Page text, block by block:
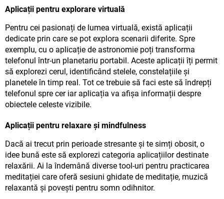
Aplicații pentru explorare virtuală
Pentru cei pasionați de lumea virtuală, există aplicații
dedicate prin care se pot explora scenarii diferite. Spre
exemplu, cu o aplicație de astronomie poți transforma
telefonul într-un planetariu portabil. Aceste aplicații îți permit
să explorezi cerul, identificând stelele, constelațiile și
planetele în timp real. Tot ce trebuie să faci este să îndrepți
telefonul spre cer iar aplicația va afișa informații despre
obiectele celeste vizibile.
Aplicații pentru relaxare și mindfulness
Dacă ai trecut prin perioade stresante și te simți obosit, o
idee bună este să explorezi categoria aplicațiilor destinate
relaxării. Ai la îndemână diverse tool-uri pentru practicarea
meditației care oferă sesiuni ghidate de meditație, muzică
relaxantă și povești pentru somn odihnitor.